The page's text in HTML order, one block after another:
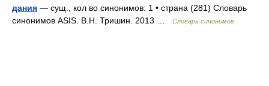
дания — сущ., кол во синонимов: 1 • страна (281) Словарь
синонимов ASIS. В.Н. Тришин. 2013 …
Словарь синонимов